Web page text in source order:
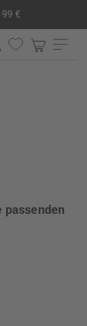
€
passenden